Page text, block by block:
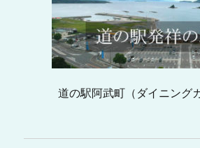
道の駅阿武町（ダイニング